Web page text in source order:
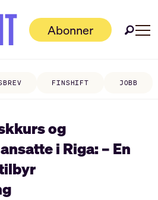
Abonner
FINSHIFT JOBB
og
i Riga: – En